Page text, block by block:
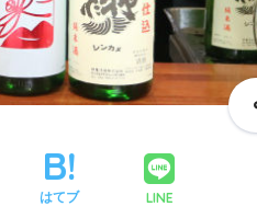
はてブ LINE